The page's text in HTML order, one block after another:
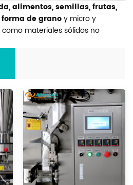
alimentos, semillas, frutas,
de granoy micro y
materiales sólidos no